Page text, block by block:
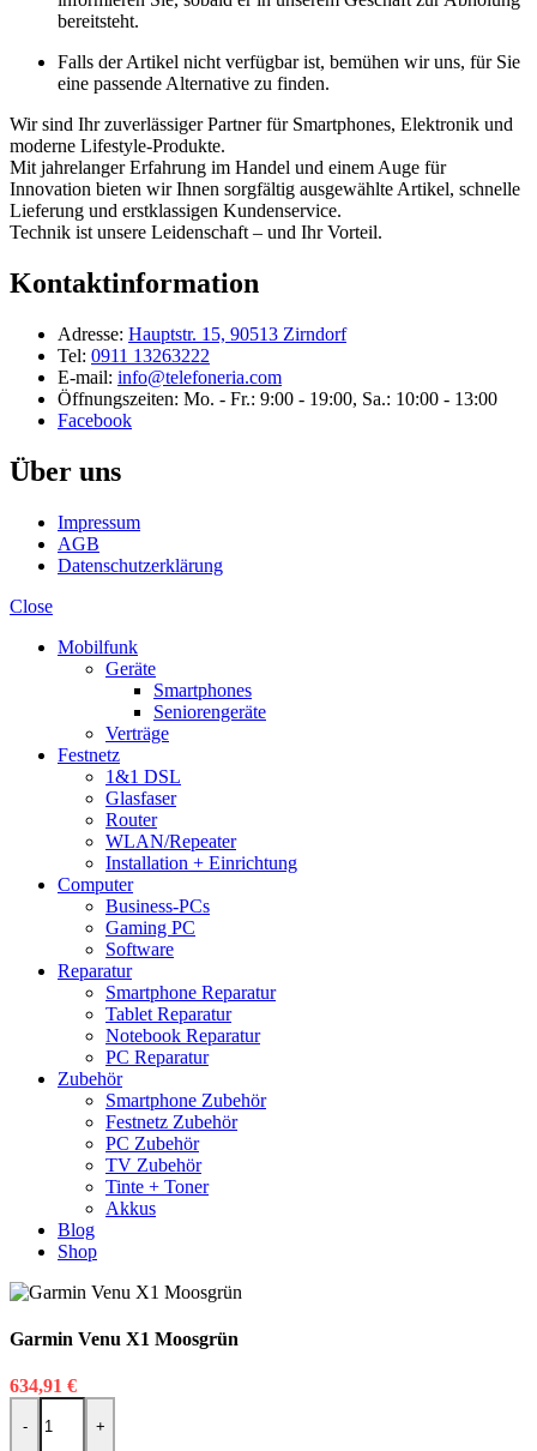
bereitsteht.
Falls der Artikel nicht verfügbar ist, bemühen wir uns, für Sie
eine passende Alternative zu finden.
Wir sind Ihr zuverlässiger Partner für Smartphones, Elektronik und
moderne Lifestyle-Produkte.
Mit jahrelanger Erfahrung im Handel und einem Auge für
Innovation bieten wir Ihnen sorgfältig ausgewählte Artikel, schnelle
Lieferung und erstklassigen Kundenservice.
Technik ist unsere Leidenschaft – und Ihr Vorteil.
Kontaktinformation
Adresse: Hauptstr. 15, 90513 Zirndorf
Tel: 0911 13263222
E-mail: info@telefoneria.com
Öffnungszeiten: Mo. - Fr.: 9:00 - 19:00, Sa.: 10:00 - 13:00
Facebook
Über uns
Impressum
AGB
Datenschutzerklärung
Close
Mobilfunk
Geräte
Smartphones
Seniorengeräte
Verträge
Festnetz
1&1 DSL
Glasfaser
Router
WLAN/Repeater
Installation + Einrichtung
Computer
Business-PCs
Gaming PC
Software
Reparatur
Smartphone Reparatur
Tablet Reparatur
Notebook Reparatur
PC Reparatur
Zubehör
Smartphone Zubehör
Festnetz Zubehör
PC Zubehör
TV Zubehör
Tinte + Toner
Akkus
Blog
Shop
Garmin Venu X1 Moosgrün
634,91 €
-
Garmin Venu X1 Moosgrün Menge
+